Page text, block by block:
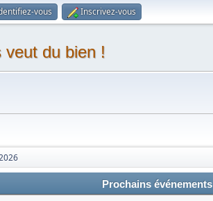
vous Inscrivez-vous
veut du bien !
Prochains événements